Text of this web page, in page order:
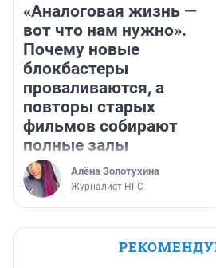
«Аналоговая жизнь —
вот что нам нужно».
Почему новые
блокбастеры
проваливаются, а
повторы старых
фильмов собирают
полные залы
Алёна Золотухина
Журналист НГС